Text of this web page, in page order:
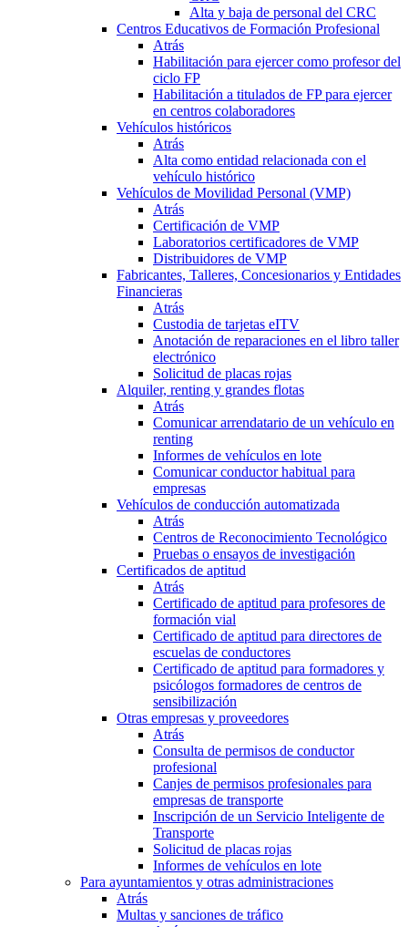
Alta y baja de personal del CRC
Centros Educativos de Formación Profesional
Atrás
Habilitación para ejercer como profesor del
ciclo FP
Habilitación a titulados de FP para ejercer
en centros colaboradores
Vehículos históricos
Atrás
Alta como entidad relacionada con el
vehículo histórico
Vehículos de Movilidad Personal (VMP)
Atrás
Certificación de VMP
Laboratorios certificadores de VMP
Distribuidores de VMP
Fabricantes, Talleres, Concesionarios y Entidades
Financieras
Atrás
Custodia de tarjetas eITV
Anotación de reparaciones en el libro taller
electrónico
Solicitud de placas rojas
Alquiler, renting y grandes flotas
Atrás
Comunicar arrendatario de un vehículo en
renting
Informes de vehículos en lote
Comunicar conductor habitual para
empresas
Vehículos de conducción automatizada
Atrás
Centros de Reconocimiento Tecnológico
Pruebas o ensayos de investigación
Certificados de aptitud
Atrás
Certificado de aptitud para profesores de
formación vial
Certificado de aptitud para directores de
escuelas de conductores
Certificado de aptitud para formadores y
psicólogos formadores de centros de
sensibilización
Otras empresas y proveedores
Atrás
Consulta de permisos de conductor
profesional
Canjes de permisos profesionales para
empresas de transporte
Inscripción de un Servicio Inteligente de
Transporte
Solicitud de placas rojas
Informes de vehículos en lote
Para ayuntamientos y otras administraciones
Atrás
Multas y sanciones de tráfico